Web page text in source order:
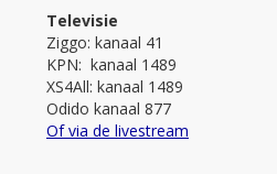
Televisie
Ziggo: kanaal 41
KPN: kanaal 1489
XS4All: kanaal 1489
Odido kanaal 877
Of via de livestream